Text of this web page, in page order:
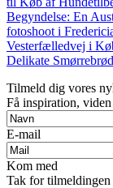
Begyndelse: En
fotoshoot i
Vesterfælledvej i
Delikate
Tilmeld dig vores
Få inspiration,
E-mail
Kom med
Tak for tilmeldingen